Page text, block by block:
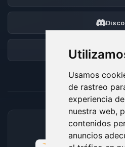
Usamos
de rastreo
experiencia
nuestra web,
contenidos
anuncios
Foro
MÉTODOS DE